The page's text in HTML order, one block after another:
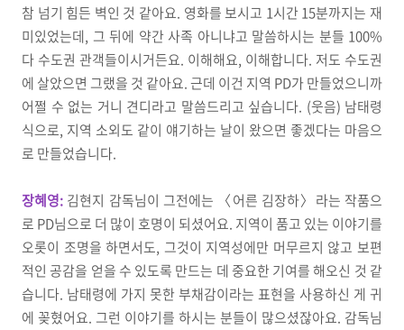
참 넘기 힘든 벽인 것 같아요. 영화를 보시고 1시간 15분까지는 재
미있었는데, 그 뒤에 약간 사족 아니냐고 말씀하시는 분들 100%
다 수도권 관객들이시거든요. 이해해요, 이해합니다. 저도 수도권
에 살았으면 그랬을 것 같아요. 근데 이건 지역 PD가 만들었으니까
어쩔 수 없는 거니 견디라고 말씀드리고 싶습니다. (웃음) 남태령
식으로, 지역 소외도 같이 얘기하는 날이 왔으면 좋겠다는 마음으
로 만들었습니다.
장혜영: 김현지 감독님이 그전에는 〈어른 김장하〉라는 작품으
로 PD님으로 더 많이 호명이 되셨어요. 지역이 품고 있는 이야기를
오롯이 조명을 하면서도, 그것이 지역성에만 머무르지 않고 보편
적인 공감을 얻을 수 있도록 만드는 데 중요한 기여를 해오신 것 같
습니다. 남태령에 가지 못한 부채감이라는 표현을 사용하신 게 귀
에 꽂혔어요. 그런 이야기를 하시는 분들이 많으셨잖아요. 감독님